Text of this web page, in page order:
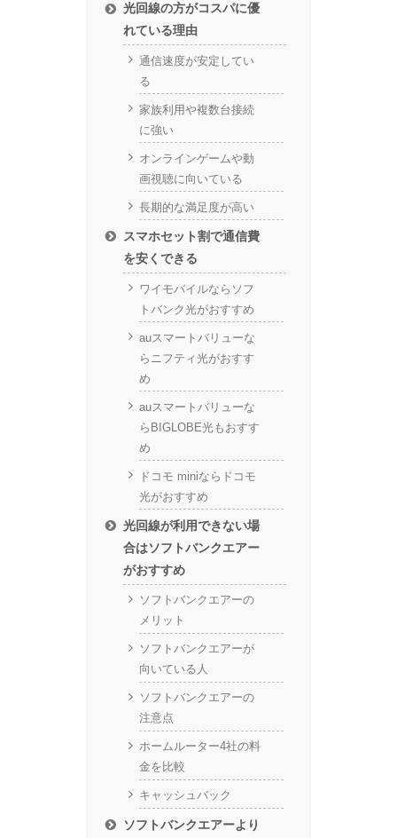
光回線の方がコスパに優
れている理由
通信速度が安定してい
る
家族利用や複数台接続
に強い
オンラインゲームや動
画視聴に向いている
長期的な満足度が高い
スマホセット割で通信費
を安くできる
ワイモバイルならソフ
トバンク光がおすすめ
auスマートバリューな
らニフティ光がおすす
め
auスマートバリューな
らBIGLOBE光もおすす
め
ドコモ miniならドコモ
光がおすすめ
光回線が利用できない場
合はソフトバンクエアー
がおすすめ
ソフトバンクエアーの
メリット
ソフトバンクエアーが
向いている人
ソフトバンクエアーの
注意点
ホームルーター4社の料
金を比較
キャッシュバック
ソフトバンクエアーより